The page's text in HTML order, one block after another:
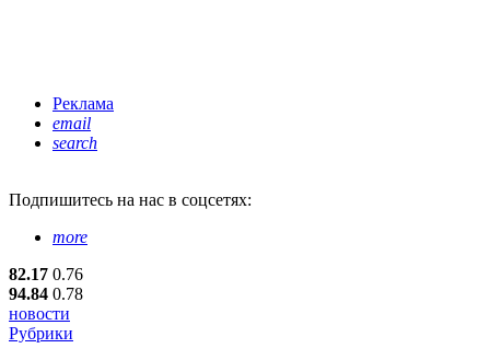
Реклама
email
search
Подпишитесь на нас в соцсетях:
more
82.17 0.76
94.84 0.78
новости
Рубрики